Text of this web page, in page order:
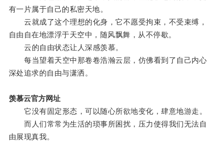
有一片属于自己的私密天地。
云就成了这个理想的化身，它不愿受拘束，不受束缚，
自由自在地漂浮于天空中，随风飘舞，从不停歇。
云的自由状态让人深感羡慕。
每当望着天空中那卷卷浩瀚云层，仿佛看到了自己内心
深处追求的自由与潇洒。
羡慕云官方网址
它没有固定形态，可以随心所欲地变化，肆意地游走。
而人们常常为生活的琐事所困扰，压力使得我们无法自
由展现真我。